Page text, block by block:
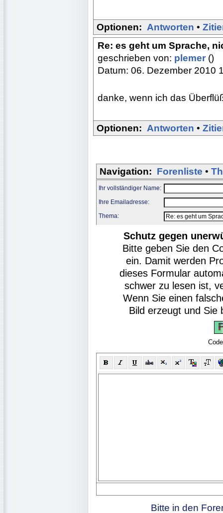
Optionen: Antworten •
Re: es geht um Sprache,
geschrieben von: plemer ()
Datum: 06. Dezember 2010
danke, wenn ich das
Optionen: Antworten •
Navigation: Forenliste •
Ihr vollständiger Name:
Ihre Emailadresse:
Thema:
Schutz gegen
Bitte geben Sie den
ein. Damit werden
dieses Formular
schwer zu lesen ist,
Wenn Sie einen
Bild erzeugt und Sie
Bitte in den